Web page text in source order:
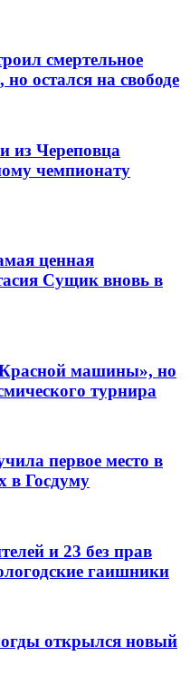
смертельное
остался на свободе
из Череповца
чемпионату
ценная
Сущик вновь в
машины», но
турнира
первое место в
в Госдуму
и 23 без прав
гаишники
открылся новый